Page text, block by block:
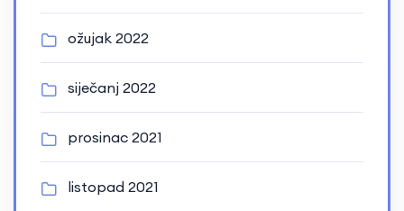
ožujak 2022
siječanj 2022
prosinac 2021
listopad 2021